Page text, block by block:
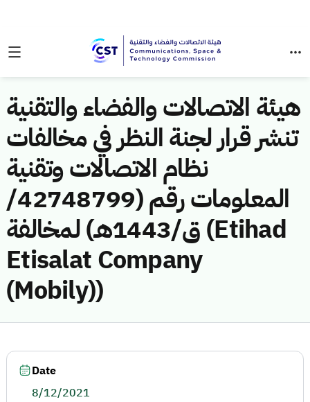
هيئة الاتصالات والفضاء والتقنية
تنشر قرار لجنة النظر في مخالفات
نظام الاتصالات وتقنية
المعلومات رقم (42748799/
ق/1443هـ) لمخالفة (Etihad
Etisalat Company
(Mobily))
Date
8/12/2021